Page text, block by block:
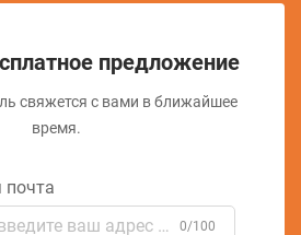
предложение
свяжется с вами в ближайшее
время.
почта
0/100